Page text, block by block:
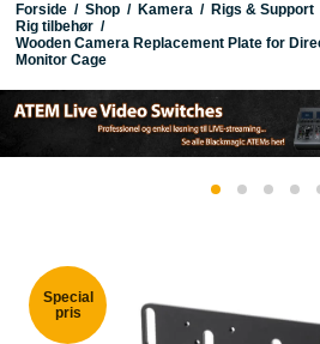
Forside / Shop / Kamera / Rigs & Support
Rig tilbehør /
Wooden Camera Replacement Plate for
Monitor Cage
Special
pris